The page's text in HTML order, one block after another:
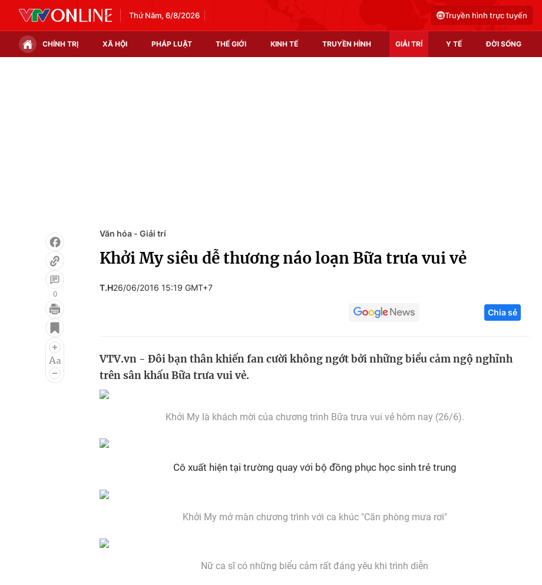
Thứ Năm, 6/8/2026 Truyền hình trực tuyến
CHÍNH TRỊ XÃ HỘI PHÁP LUẬT THẾ GIỚI KINH TẾ TRUYỀN HÌNH GIẢI TRÍ Y TẾ ĐỜI SỐNG
Infographic
Điện ảnh
Âm nhạc
Làm đẹp
Học trực tuyến
Công nghệ
Sản phẩm
Tư vấn
0
Văn hóa - Giải trí
Khởi My siêu dễ thương náo loạn Bữa trưa vui vẻ
T.H26/06/2016 15:19 GMT+7
Chia sẻ
VTV.vn - Đôi bạn thân khiến fan cười không ngớt bởi những biểu cảm ngộ nghĩnh
trên sân khấu Bữa trưa vui vẻ.
Khởi My là khách mời của chương trình Bữa trưa vui vẻ hôm nay (26/6).
Cô xuất hiện tại trường quay với bộ đồng phục học sinh trẻ trung
Khởi My mở màn chương trình với ca khúc "Căn phòng mưa rơi"
Nữ ca sĩ có những biểu cảm rất đáng yêu khi trình diễn